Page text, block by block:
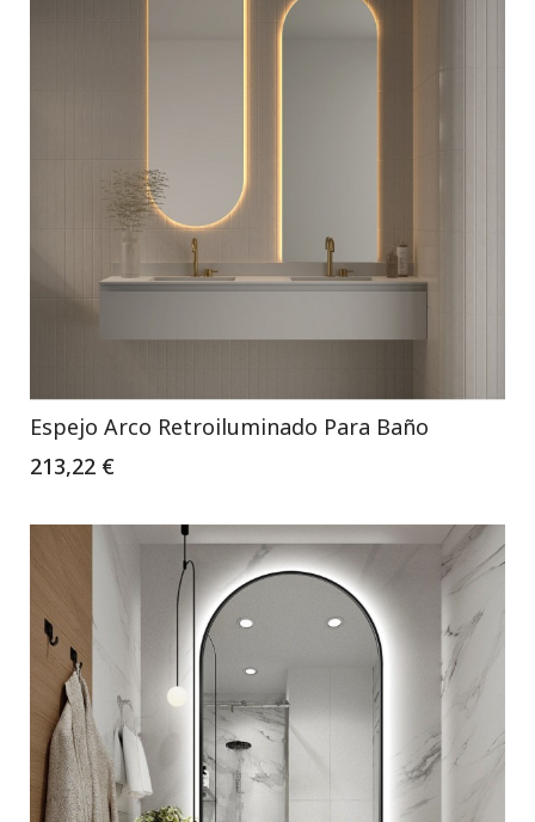
Espejo Arco Retroiluminado Para Baño
213,22 €